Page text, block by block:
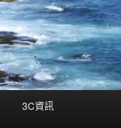
3C資訊